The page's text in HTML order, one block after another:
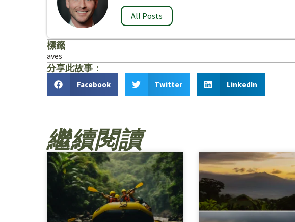
All Posts
標籤
aves
分享此故事：
Facebook Twitter LinkedIn
繼續閱讀